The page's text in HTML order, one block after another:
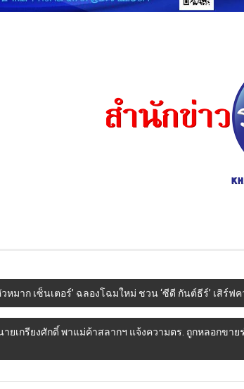
วหมาก เซ็นเตอร์’ ฉลองโฉมใหม่ ชวน ‘ซีดี กันต์ธีร์’ เสิร์ฟค
นายเกรียงศักดิ์ พาแม่ค้าสลากฯ แจ้งความตร. ถูกหลอกขา